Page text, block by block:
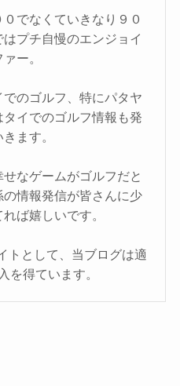
でなくていきなり９０
プチ自慢のエンジョイ
ー。
のゴルフ、特にパタヤ
イでのゴルフ情報も発
ます。
なゲームがゴルフだと
情報発信が皆さんに少
ば嬉しいです。
トとして、当ブログは適
を得ています。